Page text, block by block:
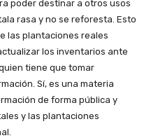
poder destinar a otros usos
rasa y no se reforesta. Esto
las plantaciones reales
los inventarios ante
tiene que tomar
Sí, es una materia
de forma pública y
y las plantaciones